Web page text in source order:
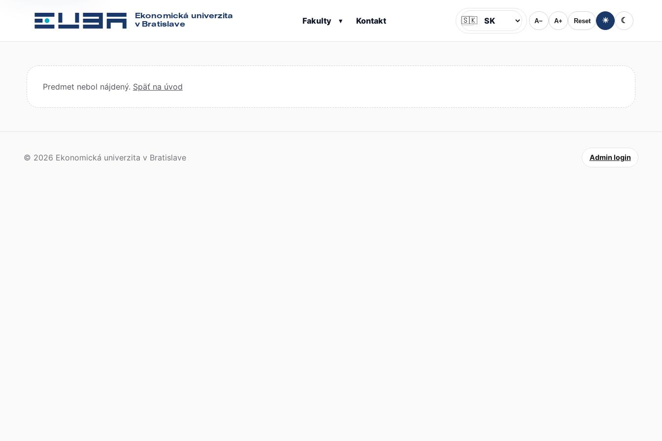
Ekonomická univerzita
v Bratislave
Fakulty ▾ Kontakt Jazyk
🇸🇰 A− A+ Reset ☀ ☾
Predmet nebol nájdený. Späť na úvod
© 2026 Ekonomická univerzita v Bratislave Admin login